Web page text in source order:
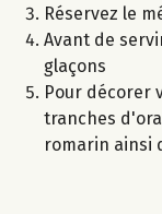
Réservez le
Avant de
glaçons
Pour décorer
tranches
romarin ainsi